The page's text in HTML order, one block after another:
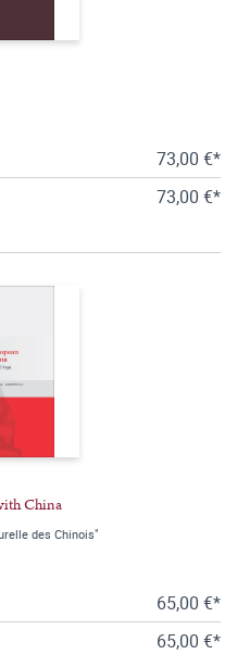
73,00 €*
73,00 €*
China
des Chinois"
65,00 €*
65,00 €*